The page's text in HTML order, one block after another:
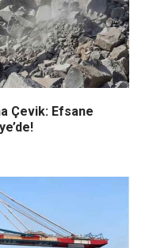
Çevik: Efsane